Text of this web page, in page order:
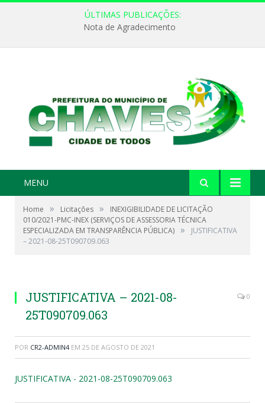
ÚLTIMAS PUBLICAÇÕES:
Nota de Agradecimento
MENU
Home » Licitações »
INEXIGIBILIDADE DE LICITAÇÃO
010/2021-PMC-INEX (SERVIÇOS DE ASSESSORIA TÉCNICA
ESPECIALIZADA EM TRANSPARÊNCIA PÚBLICA) »
JUSTIFICATIVA
– 2021-08-25T090709.063
JUSTIFICATIVA – 2021-08-
25T090709.063
0
POR CR2-ADMIN4 EM 25 DE AGOSTO DE 2021
JUSTIFICATIVA - 2021-08-25T090709.063